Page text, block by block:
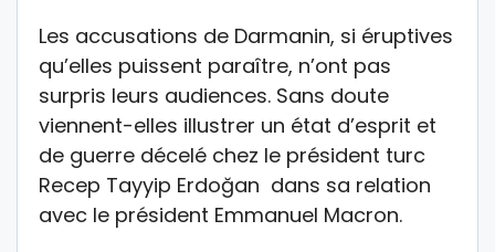
Les accusations de Darmanin, si éruptives
qu’elles puissent paraître, n’ont pas
surpris leurs audiences. Sans doute
viennent-elles illustrer un état d’esprit et
de guerre décelé chez le président turc
Recep Tayyip Erdoğan dans sa relation
avec le président Emmanuel Macron.